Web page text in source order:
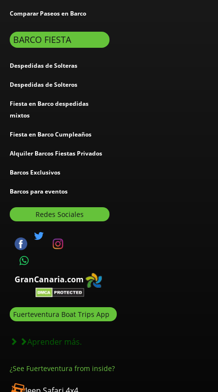
Comparar Paseos en Barco
BARCO FIESTA
Despedidas de Solteras
Despedidas de Solteros
Fiesta en Barco despedidas
mixtos
Fiesta en Barco Cumpleaños
Alquiler Barcos Fiestas Privados
Barcos Exclusivos
Barcos para eventos
Redes Sociales
GranCanaria.com
Fuerteventura Boat Trips App
Aprender más.
¿See Fuerteventura from inside?